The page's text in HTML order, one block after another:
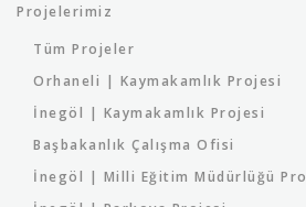
Projelerimiz
Tüm Projeler
Orhaneli | Kaymakamlık Projesi
İnegöl | Kaymakamlık Projesi
Başbakanlık Çalışma Ofisi
İnegöl | Milli Eğitim Müdürlüğü